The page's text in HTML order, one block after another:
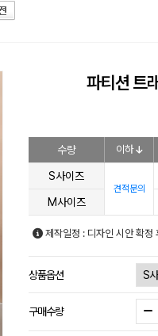
파티션 트
수량 이하
S사이즈
견적문의
M사이즈
제작일정 : 디자인 시안 확
상품옵션
구매수량